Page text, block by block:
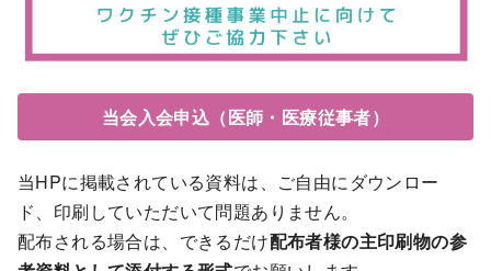
当会入会申込（医師・医療従事者）
当HPに掲載されている資料は、ご自由にダウンロー
ド、印刷していただいて問題ありません。
配布される場合は、できるだけ配布者様の主印刷物の参